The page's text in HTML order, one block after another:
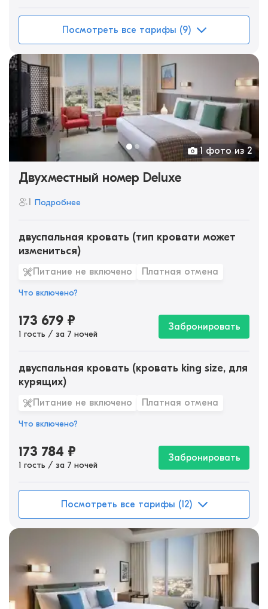
Посмотреть все тарифы (9)
1 фото из 2
Двухместный номер Deluxe
1 Подробнее
двуспальная кровать (тип кровати может
измениться)
Питание не включено Платная отмена
Что включено?
173 679 ₽
1 гость / за 7 ночей
Забронировать
двуспальная кровать (кровать king size, для
курящих)
Питание не включено Платная отмена
Что включено?
173 784 ₽
1 гость / за 7 ночей
Забронировать
Посмотреть все тарифы (12)